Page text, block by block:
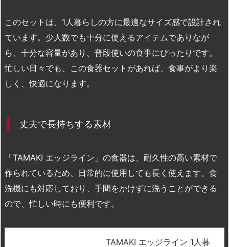
このセットは、1人暮らしの方に最適なサイズ感で設計され
ています。少人数でも十分に使えるアイテムでありなが
ら、十分な容量があり、普段使いの食事にぴったりです。
忙しい日々でも、この食器セットがあれば、食事がより楽
しく、快適になります。
丈夫で長持ちする素材
「TAMAKI エッジライン」の食器は、耐久性の高い素材で
作られているため、日常的に使用しても長く使えます。食
洗機にも対応しており、手間をかけずに洗うことができる
ので、忙しい時にも便利です。
TAMAKI エッジライン 1人暮